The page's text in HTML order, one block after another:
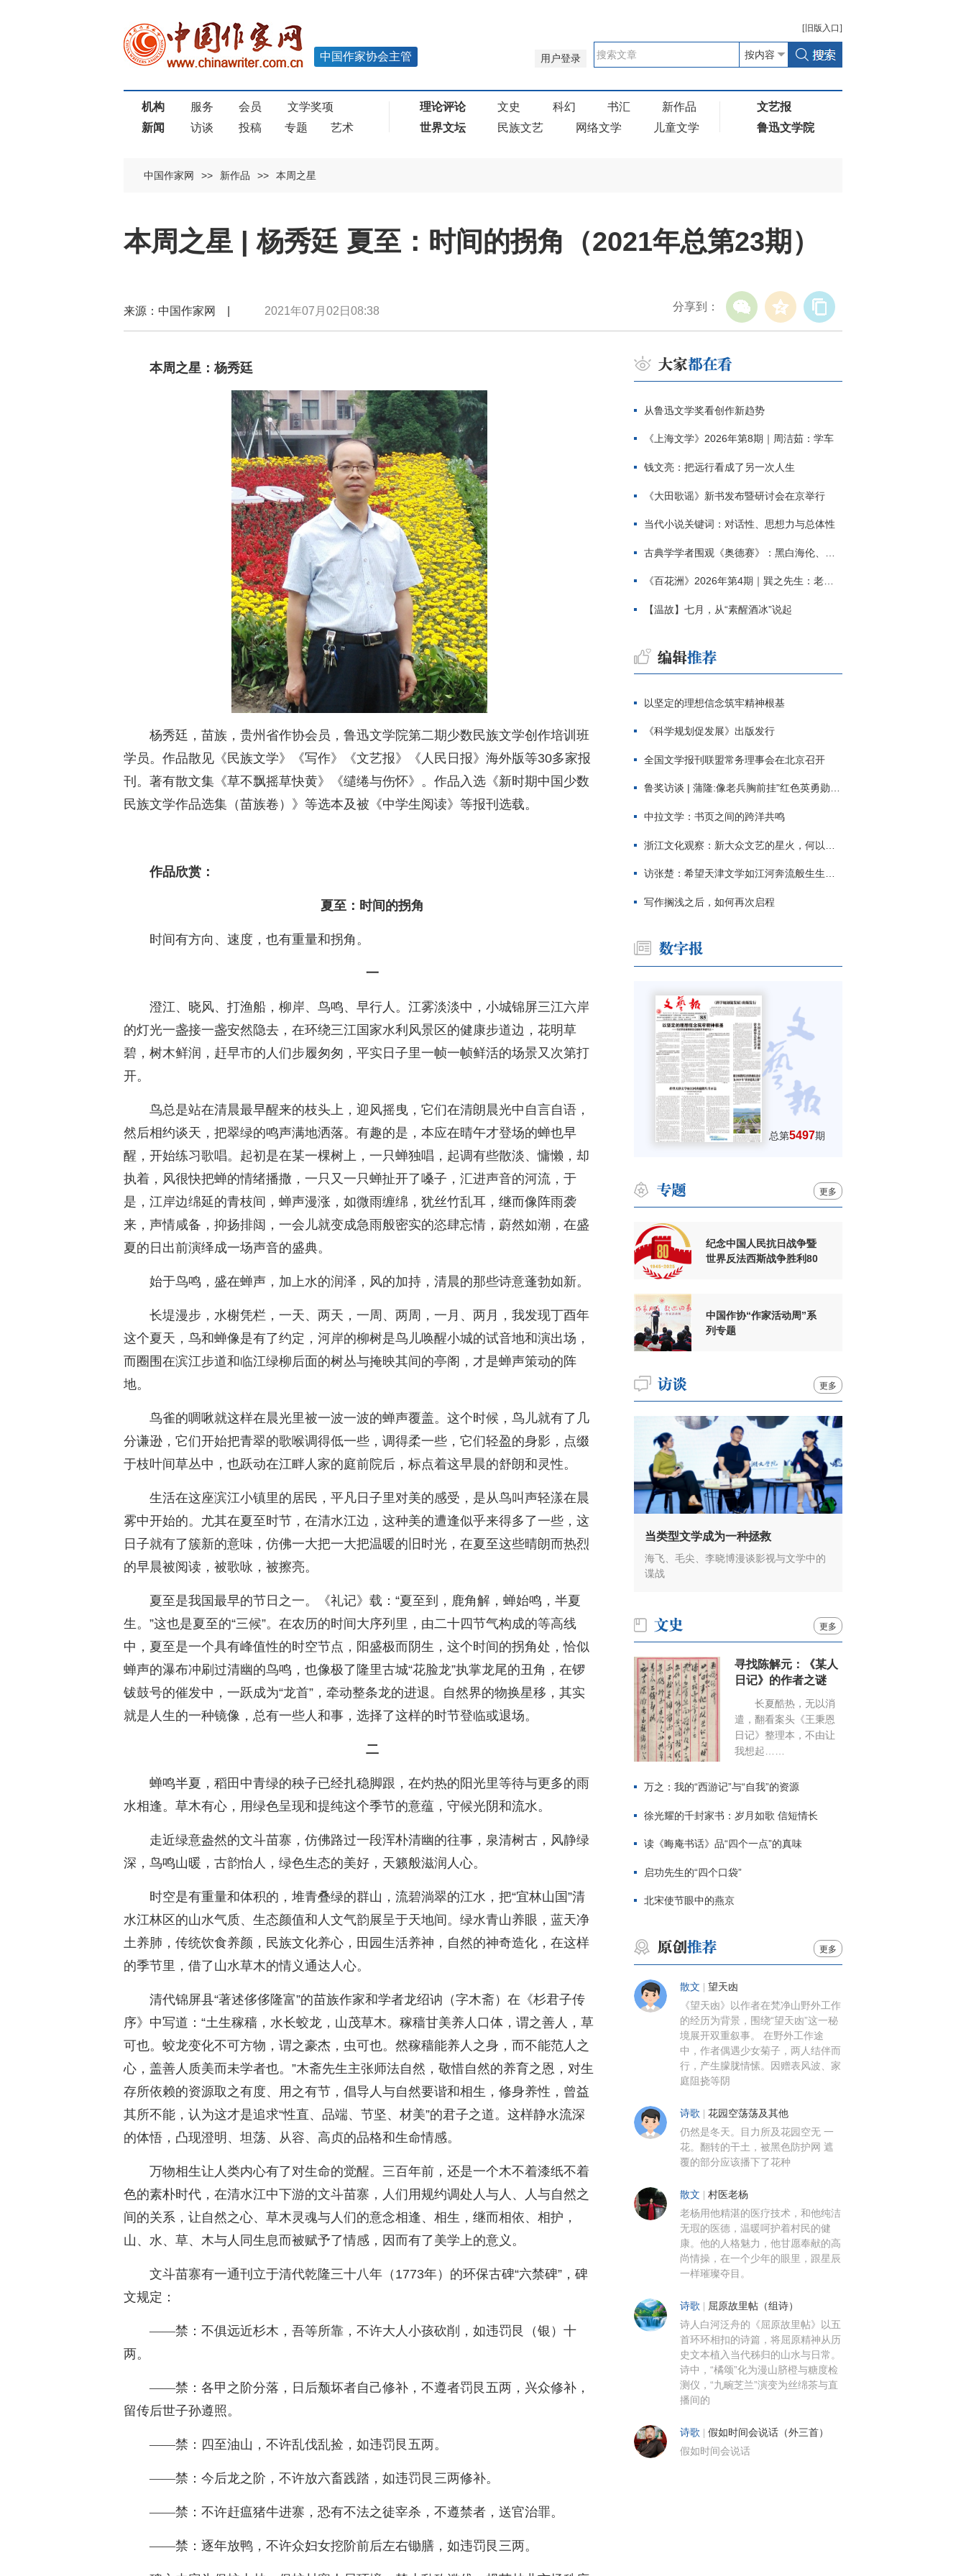
[ 旧版 入口]
用户登录
中国作家协会主管
机构 服务 会员
文学奖项
新闻
访谈 投稿 专题 艺术
理论评论 文史 科幻 书汇
新作品
世界文坛
民族文艺 网络文学 儿童文学
文艺报
鲁迅文学院
中国作家网 >> 新作品 >> 本周之星
本周之星 | 杨秀廷 夏至：时间的拐角（2021年总第23期）
分享到：
来源：中国作家网 | 2021年07月02日08:38
本周之星：杨秀廷
杨秀廷，苗族，贵州省作协会员，鲁迅文学院第二期少数民族文学创作培训班
学员。作品散见《民族文学》《写作》《文艺报》《人民日报》海外版等30多家报
刊。著有散文集《草不飘摇草快黄》《缱绻与伤怀》。作品入选《新时期中国少数
民族文学作品选集（苗族卷）》等选本及被《中学生阅读》等报刊选载。
作品欣赏：
夏至：时间的拐角
时间有方向、速度，也有重量和拐角。
一
澄江、晓风、打渔船，柳岸、鸟鸣、早行人。江雾淡淡中，小城锦屏三江六岸
的灯光一盏接一盏安然隐去，在环绕三江国家水利风景区的健康步道边，花明草
碧，树木鲜润，赶早市的人们步履匆匆，平实日子里一帧一帧鲜活的场景又次第打
开。
鸟总是站在清晨最早醒来的枝头上，迎风摇曳，它们在清朗晨光中自言自语，
然后相约谈天，把翠绿的鸣声满地洒落。有趣的是，本应在晴午才登场的蝉也早
醒，开始练习歌唱。起初是在某一棵树上，一只蝉独唱，起调有些散淡、慵懒，却
执着，风很快把蝉的情绪播撒，一只又一只蝉扯开了嗓子，汇进声音的河流，于
是，江岸边绵延的青枝间，蝉声漫涨，如微雨缠绵，犹丝竹乱耳，继而像阵雨袭
来，声情咸备，抑扬排闼，一会儿就变成急雨般密实的恣肆忘情，蔚然如潮，在盛
夏的日出前演绎成一场声音的盛典。
始于鸟鸣，盛在蝉声，加上水的润泽，风的加持，清晨的那些诗意蓬勃如新。
长堤漫步，水榭凭栏，一天、两天，一周、两周，一月、两月，我发现丁酉年
这个夏天，鸟和蝉像是有了约定，河岸的柳树是鸟儿唤醒小城的试音地和演出场，
而圈围在滨江步道和临江绿柳后面的树丛与掩映其间的亭阁，才是蝉声策动的阵
地。
鸟雀的啁啾就这样在晨光里被一波一波的蝉声覆盖。这个时候，鸟儿就有了几
分谦逊，它们开始把青翠的歌喉调得低一些，调得柔一些，它们轻盈的身影，点缀
于枝叶间草丛中，也跃动在江畔人家的庭前院后，标点着这早晨的舒朗和灵性。
生活在这座滨江小镇里的居民，平凡日子里对美的感受，是从鸟叫声轻漾在晨
雾中开始的。尤其在夏至时节，在清水江边，这种美的遭逢似乎来得多了一些，这
日子就有了簇新的意味，仿佛一大把一大把温暖的旧时光，在夏至这些晴朗而热烈
的早晨被阅读，被歌咏，被擦亮。
夏至是我国最早的节日之一。《礼记》载：“夏至到，鹿角解，蝉始鸣，半夏
生。”这也是夏至的“三候”。在农历的时间大序列里，由二十四节气构成的等高线
中，夏至是一个具有峰值性的时空节点，阳盛极而阴生，这个时间的拐角处，恰似
蝉声的瀑布冲刷过清幽的鸟鸣，也像极了隆里古城“花脸龙”执掌龙尾的丑角，在锣
钹鼓号的催发中，一跃成为“龙首”，牵动整条龙的进退。自然界的物换星移，其实
就是人生的一种镜像，总有一些人和事，选择了这样的时节登临或退场。
二
蝉鸣半夏，稻田中青绿的秧子已经扎稳脚跟，在灼热的阳光里等待与更多的雨
水相逢。草木有心，用绿色呈现和提纯这个季节的意蕴，守候光阴和流水。
走近绿意盎然的文斗苗寨，仿佛路过一段浑朴清幽的往事，泉清树古，风静绿
深，鸟鸣山暖，古韵怡人，绿色生态的美好，天籁般滋润人心。
时空是有重量和体积的，堆青叠绿的群山，流碧淌翠的江水，把“宜林山国”清
水江林区的山水气质、生态颜值和人文气韵展呈于天地间。绿水青山养眼，蓝天净
土养肺，传统饮食养颜，民族文化养心，田园生活养神，自然的神奇造化，在这样
的季节里，借了山水草木的情义通达人心。
清代锦屏县“著述侈侈隆富”的苗族作家和学者龙绍讷（字木斋）在《杉君子传
序》中写道：“土生稼穑，水长蛟龙，山茂草木。稼穑甘美养人口体，谓之善人，草
可也。蛟龙变化不可方物，谓之豪杰，虫可也。然稼穑能养人之身，而不能范人之
心，盖善人质美而未学者也。”木斋先生主张师法自然，敬惜自然的养育之恩，对生
存所依赖的资源取之有度、用之有节，倡导人与自然要谐和相生，修身养性，曾益
其所不能，认为这才是追求“性直、品端、节坚、材美”的君子之道。这样静水流深
的体悟，凸现澄明、坦荡、从容、高贞的品格和生命情感。
万物相生让人类内心有了对生命的觉醒。三百年前，还是一个木不着漆纸不着
色的素朴时代，在清水江中下游的文斗苗寨，人们用规约调处人与人、人与自然之
间的关系，让自然之心、草木灵魂与人们的意念相逢、相生，继而相依、相护，
山、水、草、木与人同生息而被赋予了情感，因而有了美学上的意义。
文斗苗寨有一通刊立于清代乾隆三十八年（1773年）的环保古碑“六禁碑”，碑
文规定：
——禁：不俱远近杉木，吾等所靠，不许大人小孩砍削，如违罚艮（银）十
两。
——禁：各甲之阶分落，日后颓坏者自己修补，不遵者罚艮五两，兴众修补，
留传后世子孙遵照。
——禁：四至油山，不许乱伐乱捡，如违罚艮五两。
——禁：今后龙之阶，不许放六畜践踏，如违罚艮三两修补。
——禁：不许赶瘟猪牛进寨，恐有不法之徒宰杀，不遵禁者，送官治罪。
——禁：逐年放鸭，不许众妇女挖阶前后左右锄膳，如违罚艮三两。
从鲁迅文学奖看创作新趋势
《上海文学》2026年第8期｜周洁茹：学车
钱文亮：把远行看成了另一次人生
《大田歌谣》新书发布暨研讨会在京举行
当代小说关键词：对话性、思想力与总体性
古典学学者围观《奥德赛》：黑白海伦、佩涅罗佩的别针与神秘入侵者
《百花洲》2026年第4期｜巽之先生：老兵朱向前侧记三题
【温故】七月，从“素醒酒冰”说起
以坚定的理想信念筑牢精神根基
《科学规划促发展》出版发行
全国文学报刊联盟常务理事会在北京召开
鲁奖访谈 | 蒲隆:像老兵胸前挂"红色英勇勋章"
中拉文学：书页之间的跨洋共鸣
浙江文化观察：新大众文艺的星火，何以燎原？
访张楚：希望天津文学如江河奔流般生生不息
写作搁浅之后，如何再次启程
总第5497期
更多
纪念中国人民抗日战争暨
世界反法西斯战争胜利80
中国作协“作家活动周”系
列专题
更多
当类型文学成为一种拯救
海飞、毛尖、李晓博漫谈影视与文学中的
谍战
更多
寻找陈解元：《某人
日记》的作者之谜
长夏酷热，无以消
遣，翻看案头《王秉恩
日记》整理本，不由让
我想起……
万之：我的“西游记”与“自我”的资源
徐光耀的千封家书：岁月如歌 信短情长
读《晦庵书话》品“四个一点”的真味
启功先生的“四个口袋”
北宋使节眼中的燕京
更多
散文 望天凼
《望天凼》以作者在梵净山野外工作
的经历为背景，围绕“望天凼”这一秘
境展开双重叙事。 在野外工作途
中，作者偶遇少女菊子，两人结伴而
行，产生朦胧情愫。因赠表风波、家
庭阻挠等阴
诗歌 花园空荡荡及其他
仍然是冬天。目力所及花园空无 一
花。翻转的干土，被黑色防护网 遮
覆的部分应该播下了花种
散文 村医老杨
老杨用他精湛的医疗技术，和他纯洁
无瑕的医德，温暖呵护着村民的健
康。他的人格魅力，他甘愿奉献的高
尚情操，在一个少年的眼里，跟星辰
一样璀璨夺目。
诗歌 屈原故里帖（组诗）
诗人白河泛舟的《屈原故里帖》以五
首环环相扣的诗篇，将屈原精神从历
史文本植入当代秭归的山水与日常。
诗中，“橘颂”化为漫山脐橙与糖度检
测仪，“九畹芝兰”演变为丝绵茶与直
播间的
诗歌 假如时间会说话（外三首）
假如时间会说话